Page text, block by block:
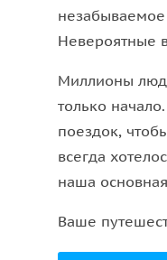
на английском
незабываемое
Невероятные
Миллионы
только
поездок,
всегда
наша
Ваше